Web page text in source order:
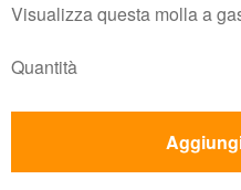
Visualizza questa molla a
Quantità